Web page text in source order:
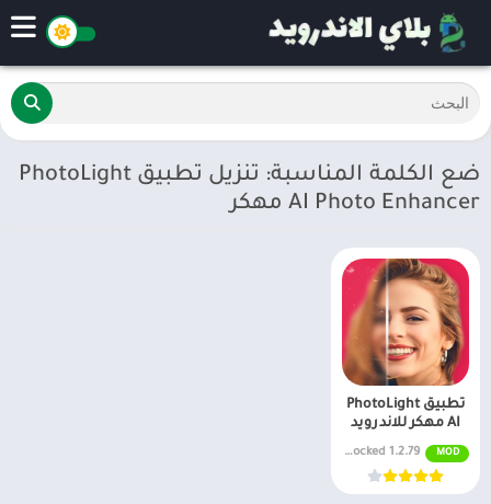
ضع الكلمة المناسبة: تنزيل تطبيق PhotoLight
AI Photo Enhancer مهكر
تطبيق PhotoLight
AI مهكر للاندرويد
MOD
1.2.79 Premium Unlocked